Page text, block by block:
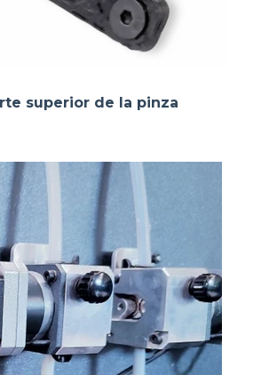
superior de la pinza